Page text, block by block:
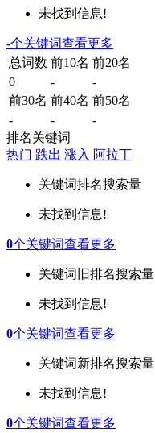
未找到信息!
-个关键词查看更多
总词数 前10名 前20名
0
-
-
前30名 前40名 前50名
-
-
-
排名关键词
热门 跌出 涨入 阿拉丁
关键词排名搜索量
未找到信息!
0个关键词查看更多
关键词 旧排名搜索量
未找到信息!
0个关键词查看更多
关键词新排名搜索量
未找到信息!
0个关键词查看更多